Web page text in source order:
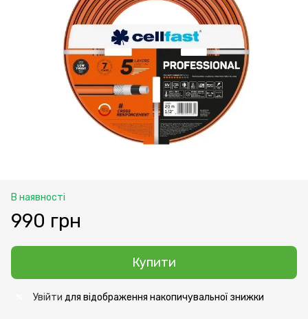
В наявності
990 грн
Купити
Увійти для відображення накопичувальної знижки